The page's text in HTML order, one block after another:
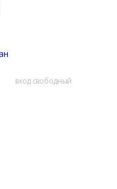
вход свободный